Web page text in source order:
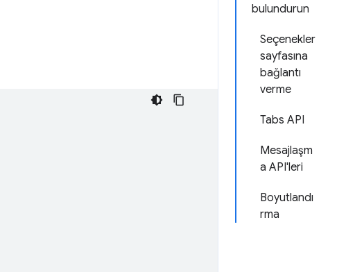
bulundurun
Seçenekler
sayfasına
bağlantı
verme
Tabs API
Mesajlaşm
a API'leri
Boyutlandı
rma